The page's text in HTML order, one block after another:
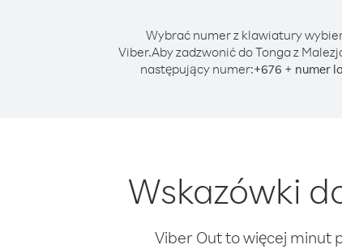
Wybrać numer z klawiatury
Viber.Aby zadzwonić do Tonga z
następujący numer:+676 + numer
Wskazówki
Viber Out to więcej minut